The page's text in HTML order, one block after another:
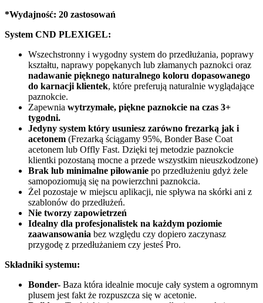
*Wydajność: 20 zastosowań
System CND PLEXIGEL:
Wszechstronny i wygodny system do przedłużania, poprawy
kształtu, naprawy popękanych lub złamanych paznokci oraz
nadawanie pięknego naturalnego koloru dopasowanego
do karnacji klientek, które preferują naturalnie wyglądające
paznokcie.
Zapewnia wytrzymałe, piękne paznokcie na czas 3+
tygodni.
Jedyny system który usuniesz zarówno frezarką jak i
acetonem (Frezarką ściągamy 95%, Bonder Base Coat
acetonem lub Offly Fast. Dzięki tej metodzie paznokcie
klientki pozostaną mocne a przede wszystkim nieuszkodzone)
Brak lub minimalne piłowanie po przedłużeniu gdyż żele
samopoziomują się na powierzchni paznokcia.
Żel pozostaje w miejscu aplikacji, nie spływa na skórki ani z
szablonów do przedłużeń.
Nie tworzy zapowietrzeń
Idealny dla profesjonalistek na każdym poziomie
zaawansowania bez względu czy dopiero zaczynasz
przygodę z przedłużaniem czy jesteś Pro.
Składniki systemu:
Bonder- Baza która idealnie mocuje cały system a ogromnym
plusem jest fakt że rozpuszcza się w acetonie.